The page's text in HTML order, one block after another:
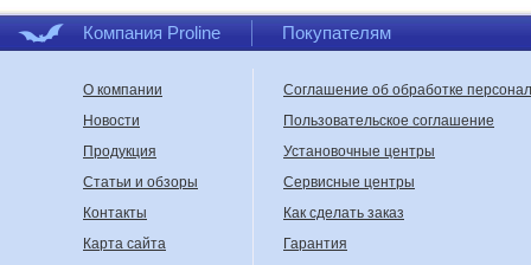
Компания Proline Покупателям
О компании
Новости
Продукция
Статьи и обзоры
Контакты
Карта сайта
Соглашение об обработке
Пользовательское соглашение
Установочные центры
Сервисные центры
Как сделать заказ
Гарантия